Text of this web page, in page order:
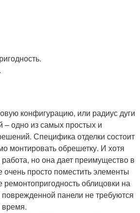
конфигурацию, или радиус дуги
одно из самых простых и
Специфика отделки состоит
монтировать обрешетку. И хотя
но она дает преимущество в
очень просто поместить элементы
ремонтопригодность облицовки на
панели не требуются